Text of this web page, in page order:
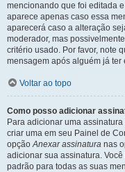
mencionando que foi editada
aparece apenas caso essa
aparecerá caso a alteração
moderador, mas
critério usado. Por favor, note
mensagem após alguém já ter
Voltar ao topo
Como posso adicionar
Para adicionar uma
criar uma em seu Painel de
opçãoAnexar assinatura nas
adicionar sua assinatura.
padrão para todas as suas